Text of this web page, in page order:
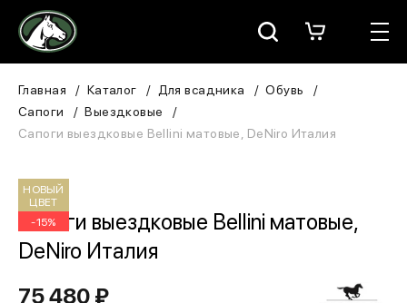
Москва
Для всадника
В конюшню
ЗООТОВАРЫ
Для собаки
Главная Каталог Для всадника
Обувь
Сапоги
Выездковые
Сапоги выездковые Bellini матовые, DeNiro Италия
НОВЫЙ
ЦВЕТ
-15%
Сапоги выездковые Bellini матовые,
DeNiro Италия
75 480 ₽